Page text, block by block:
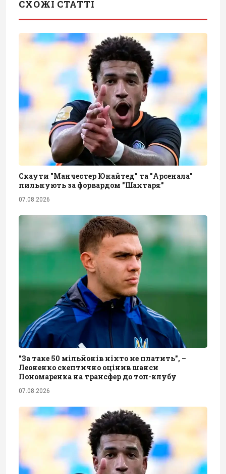
СХОЖІ СТАТТІ
Скаути "Манчестер Юнайтед" та "Арсенала"
пильнують за форвардом "Шахтаря"
07.08.2026
"За таке 50 мільйонів ніхто не платить", –
Леоненко скептично оцінив шанси
Пономаренка на трансфер до топ-клубу
07.08.2026